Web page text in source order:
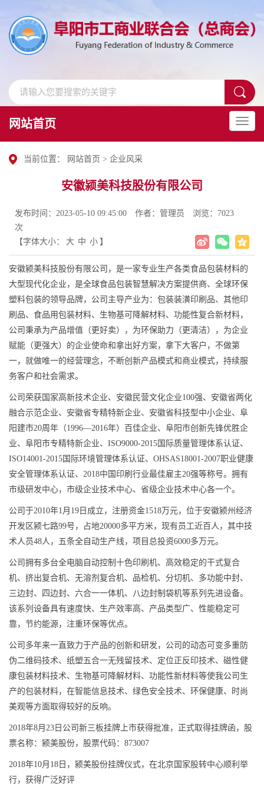
网站首页
当前位置： 网站首页 > 企业风采
安徽颍美科技股份有限公司
发布时间：2023-05-10 09:45:00 作者：管理员
浏览：7023
次
【字体大小：
大 中 小 】
安徽颍美科技股份有限公司，是一家专业生产各类食品包装材料的
大型现代化企业，是全球食品包装智慧解决方案提供商、全球环保
塑料包装的领导品牌，公司主导产业为：包装装潢印刷品、其他印
刷品、食品用包装材料、生物基可降解材料、功能性复合新材料，
公司秉承为产品增值（更好卖），为环保助力（更清洁），为企业
赋能（更强大）的企业使命和拿出好方案，拿下大客户，不做第
一，就做唯一的经营理念，不断创新产品模式和商业模式，持续服
务客户和社会需求。
公司荣获国家高新技术企业、安徽民营文化企业100强、安徽省两化
融合示范企业、安徽省专精特新企业、安徽省科技型中小企业、阜
阳建市20周年（1996—2016年）百佳企业、阜阳市创新先锋优胜企
业、阜阳市专精特新企业、ISO9000-2015国际质量管理体系认证、
ISO14001-2015国际环境管理体系认证、OHSAS18001-2007职业健康
安全管理体系认证、2018中国印刷行业最佳雇主20强等称号。拥有
市级研发中心，市级企业技术中心、省级企业技术中心各一个。
公司于2010年1月19日成立，注册资金1518万元，位于安徽颍州经济
开发区颍七路99号，占地20000多平方米，现有员工近百人，其中技
术人员48人，五条全自动生产线，项目总投资6000多万元。
公司拥有多台全电脑自动控制十色印刷机、高效稳定的干式复合
机、挤出复合机、无溶剂复合机、品检机、分切机、多功能中封、
三边封、四边封、六合一一体机、八边封制袋机等系列先进设备。
该系列设备具有速度快、生产效率高、产品类型广、性能稳定可
靠，节约能源，注重环保等优点。
公司多年来一直致力于产品的创新和研发，公司的动态可变多重防
伪二维码技术、纸塑五合一无残留技术、定位正反印技术、磁性健
康包装材料技术、生物基可降解材料、功能性新材料等使我公司生
产的包装材料，在智能信息技术、绿色安全技术、环保健康、时尚
美观等方面取得较好的反响。
2018年8月23日公司新三板挂牌上市获得批准，正式取得挂牌函，股
票名称：颍美股份，股票代码：873007
2018年10月18日，颍美股份挂牌仪式，在北京国家股转中心顺利举
行，获得广泛好评